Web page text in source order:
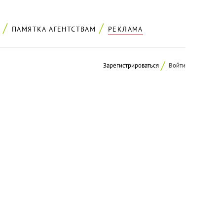
ПАМЯТКА АГЕНТСТВАМ РЕКЛАМА
Зарегистрироваться Войти